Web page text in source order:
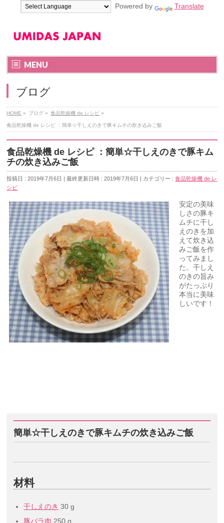
Powered by Translate
MENU
ブログ
HOME » ブログ » 食品乾燥機 de レシピ »
食品乾燥機 de レシピ ：簡単☆干しえのきで豚キムチの炊き込みご飯
食品乾燥機 de レシピ ：簡単☆干しえのきで豚キム
チの炊き込みご飯
投稿日 : 2019年7月6日 最終更新日時 : 2019年7月6日 カテゴリー :食品乾燥機 de レ
シピ
安定の美味
しさの豚キ
ムチに干し
えのきを加
えて炊き込
みご飯を作
ってみまし
た。干しえ
のきの旨み
がたっぷり
本当に美味
しいです！
簡単☆干しえのきで豚キムチの炊き込みご飯
材料
干しえのき 30 g
豚バラ肉 250 g